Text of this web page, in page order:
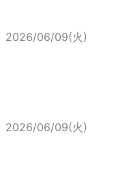
2026/06/09(火)
2026/06/09(火)